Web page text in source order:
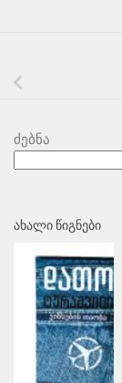
ძებნა
ᲐᲮᲐᲚᲘ ᲬᲘᲒᲜᲔᲑᲘ